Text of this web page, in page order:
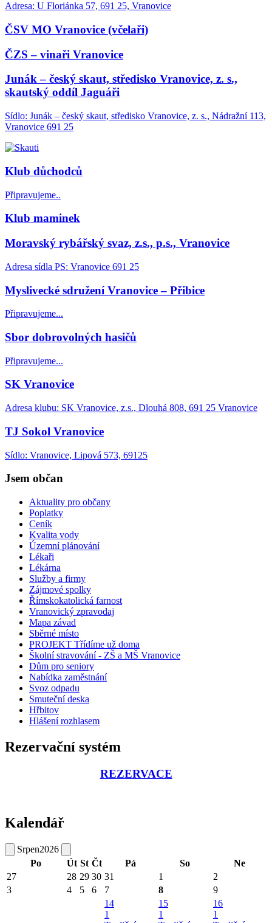
Adresa: U Floriánka 57, 691 25, Vranovice
ČSV MO Vranovice (včelaři)
ČZS – vinaři Vranovice
Junák – český skaut, středisko Vranovice, z. s.,
skautský oddíl Jaguáři
Sídlo: Junák – český skaut, středisko Vranovice, z. s., Nádražní 113,
Vranovice 691 25
Klub důchodců
Připravujeme..
Klub maminek
Moravský rybářský svaz, z.s., p.s., Vranovice
Adresa sídla PS: Vranovice 691 25
Myslivecké sdružení Vranovice – Přibice
Připravujeme...
Sbor dobrovolných hasičů
Připravujeme...
SK Vranovice
Adresa klubu: SK Vranovice, z.s., Dlouhá 808, 691 25 Vranovice
TJ Sokol Vranovice
Sídlo: Vranovice, Lipová 573, 69125
Jsem občan
Aktuality pro občany
Poplatky
Ceník
Kvalita vody
Územní plánování
Lékaři
Lékárna
Služby a firmy
Zájmové spolky
Římskokatolická farnost
Vranovický zpravodaj
Mapa závad
Sběrné místo
PROJEKT Třídíme už doma
Školní stravování - ZŠ a MŠ Vranovice
Dům pro seniory
Nabídka zaměstnání
Svoz odpadu
Smuteční deska
Hřbitov
Hlášení rozhlasem
Rezervační systém
REZERVACE
Kalendář
Srpen2026
Po
Út St Čt Pá So
Ne
27
28 29 30 31 1
2
3
4 5 6 7 8
9
14
1
15
1
16
1